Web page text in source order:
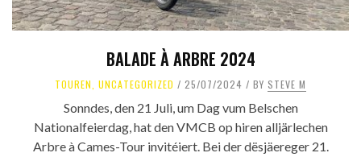
BALADE À ARBRE 2024
TOUREN UNCATEGORIZED 25/07/2024 BY STEVE M
Sonndes, den 21 Juli, um Dag vum Belschen
Nationalfeierdag, hat den VMCB op hiren alljärlechen
Arbre à Cames-Tour invitéiert. Bei der dësjäereger 21.